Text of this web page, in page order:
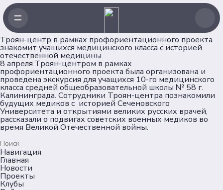
Троян-центр в рамках профориентационного проекта
знакомит учащихся медицинского класса с историей
отечественной медицины
8 апреля Троян-центром в рамках
профориентационного проекта была организована и
проведена экскурсия для учащихся 10-го медицинского
класса средней общеобразовательной школы № 58 г.
Калининграда. Сотрудники Троян-центра познакомили
будущих медиков с историей Сеченовского
Университета и открытиями великих русских врачей,
рассказали о подвигах советских военных медиков во
время Великой Отечественной войны.
Навигация
Главная
Новости
Проекты
Клубы